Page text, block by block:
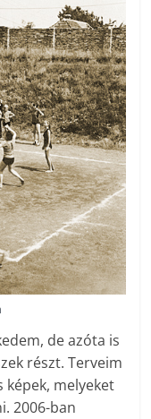
de azóta is
részt. Terveim
képek, melyeket
2006-ban